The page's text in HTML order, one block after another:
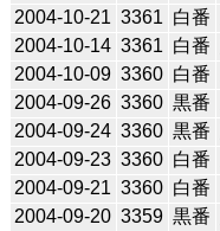
2004-10-21 3361 白番
2004-10-14 3361 白番
2004-10-09 3360 白番
2004-09-26 3360 黒番
2004-09-24 3360 黒番
2004-09-23 3360 白番
2004-09-21 3360 白番
2004-09-20 3359 黒番